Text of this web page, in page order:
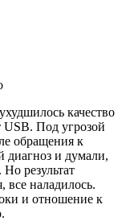
качество
USB. Под угрозой
обращения к
диагноз и думали,
результат
наладилось.
и отношение к